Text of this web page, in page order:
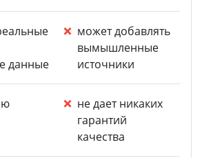
данные
может добавлять
вымышленные
источники
не дает никаких
гарантий
качества